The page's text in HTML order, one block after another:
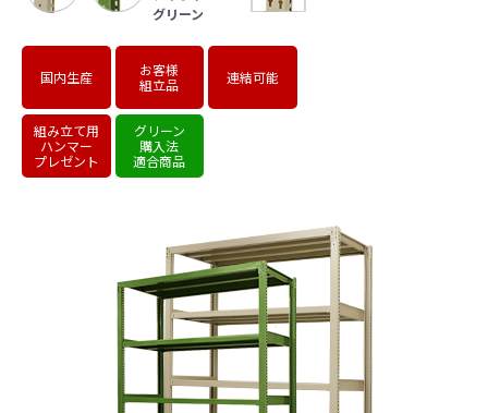
グリーン
国内生産
お客様
組立品
連結可能
組み立て用
ハンマー
プレゼント
グリーン
購入法
適合商品